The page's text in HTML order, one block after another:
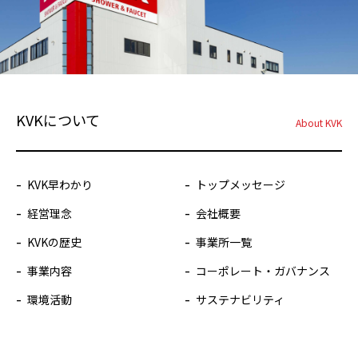
KVKについて About KVK
KVK早わかり
トップメッセージ
経営理念
会社概要
KVKの歴史
事業所一覧
事業内容
コーポレート・ガバナンス
環境活動
サステナビリティ